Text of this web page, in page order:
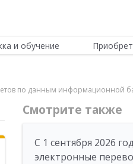
и обучение
по данным информационной
Смотрите также
С 1 сентября 2026
электронные